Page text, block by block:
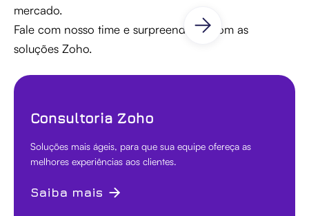
mercado.
Fale com nosso time e surpreenda-se com as
soluções Zoho.
Consultoria Zoho
Soluções mais ágeis, para que sua equipe ofereça as
melhores experiências aos clientes.
Saiba mais